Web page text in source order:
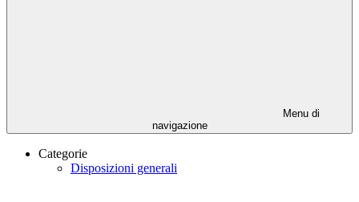
Menu di
navigazione
Categorie
Disposizioni generali